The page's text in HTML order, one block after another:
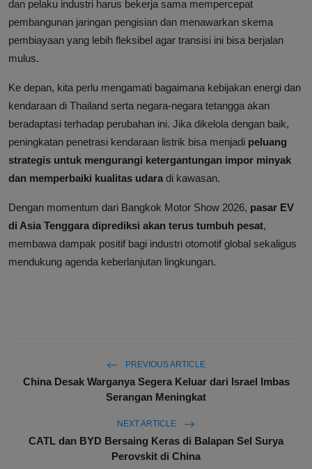
dan pelaku industri harus bekerja sama mempercepat
pembangunan jaringan pengisian dan menawarkan skema
pembiayaan yang lebih fleksibel agar transisi ini bisa berjalan
mulus.
Ke depan, kita perlu mengamati bagaimana kebijakan energi dan
kendaraan di Thailand serta negara-negara tetangga akan
beradaptasi terhadap perubahan ini. Jika dikelola dengan baik,
peningkatan penetrasi kendaraan listrik bisa menjadi peluang
strategis untuk mengurangi ketergantungan impor minyak
dan memperbaiki kualitas udara di kawasan.
Dengan momentum dari Bangkok Motor Show 2026, pasar EV
di Asia Tenggara diprediksi akan terus tumbuh pesat,
membawa dampak positif bagi industri otomotif global sekaligus
mendukung agenda keberlanjutan lingkungan.
PREVIOUS ARTICLE
China Desak Warganya Segera Keluar dari Israel Imbas
Serangan Meningkat
NEXT ARTICLE
CATL dan BYD Bersaing Keras di Balapan Sel Surya
Perovskit di China